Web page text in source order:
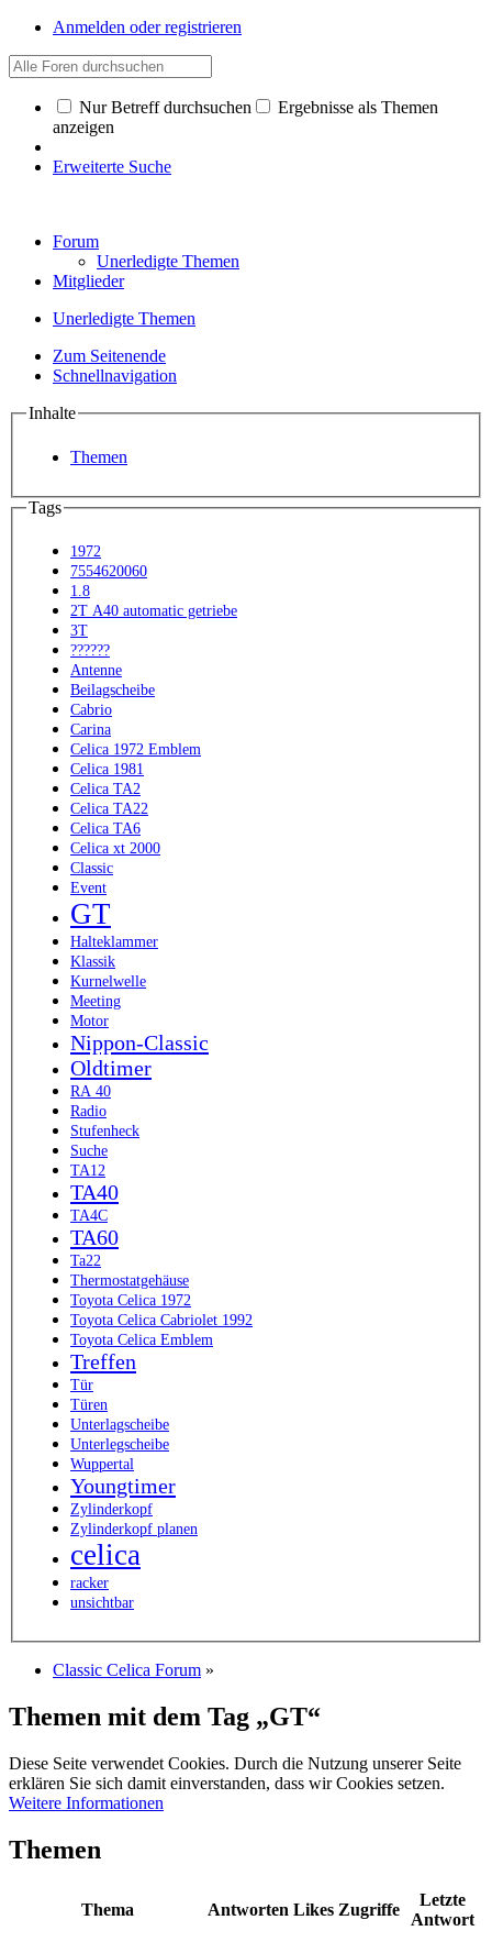
Anmelden oder registrieren
Nur Betreff durchsuchen
Ergebnisse als Themen
anzeigen
Erweiterte Suche
Forum
Unerledigte Themen
Mitglieder
Unerledigte Themen
Zum Seitenende
Schnellnavigation
Inhalte
Themen
Tags
1972
7554620060
1.8
2T A40 automatic getriebe
3T
??????
Antenne
Beilagscheibe
Cabrio
Carina
Celica 1972 Emblem
Celica 1981
Celica TA2
Celica TA22
Celica TA6
Celica xt 2000
Classic
Event
GT
Halteklammer
Klassik
Kurnelwelle
Meeting
Motor
Nippon-Classic
Oldtimer
RA 40
Radio
Stufenheck
Suche
TA12
TA40
TA4C
TA60
Ta22
Thermostatgehäuse
Toyota Celica 1972
Toyota Celica Cabriolet 1992
Toyota Celica Emblem
Treffen
Tür
Türen
Unterlagscheibe
Unterlegscheibe
Wuppertal
Youngtimer
Zylinderkopf
Zylinderkopf planen
celica
racker
unsichtbar
Classic Celica Forum »
Themen mit dem Tag „GT“
Diese Seite verwendet Cookies. Durch die Nutzung unserer Seite
erklären Sie sich damit einverstanden, dass wir Cookies setzen.
Weitere Informationen
Themen
Thema Antworten Likes Zugriffe
Letzte
Antwort